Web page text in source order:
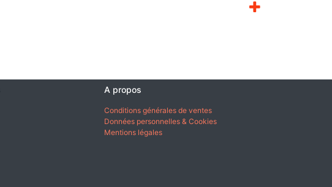
A propos
Conditions générales de ventes
Données personnelles & Cookies
Mentions légales